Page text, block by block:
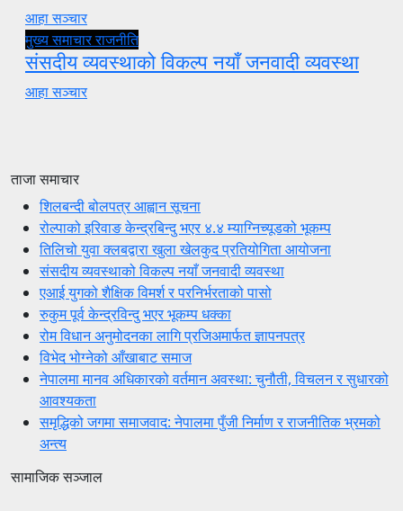
आहा सञ्चार
मुख्य समाचारराजनीति
संसदीय व्यवस्थाको विकल्प नयाँ जनवादी व्यवस्था
आहा सञ्चार
ताजा समाचार
शिलबन्दी बोलपत्र आह्वान सूचना
रोल्पाको इरिवाङ केन्द्रबिन्दु भएर ४.४ म्याग्निच्यूडको भूकम्प
तिलिचो युवा क्लबद्वारा खुला खेलकुद प्रतियोगिता आयोजना
संसदीय व्यवस्थाको विकल्प नयाँ जनवादी व्यवस्था
एआई युगको शैक्षिक विमर्श र परनिर्भरताको पासो
रुकुम पूर्व केन्द्रविन्दु भएर भूकम्प धक्का
रोम विधान अनुमोदनका लागि प्रजिअमार्फत ज्ञापनपत्र
विभेद भोग्नेको आँखाबाट समाज
नेपालमा मानव अधिकारको वर्तमान अवस्था: चुनौती, विचलन र सुधारको
आवश्यकता
समृद्धिको जगमा समाजवाद: नेपालमा पुँजी निर्माण र राजनीतिक भ्रमको
अन्त्य
सामाजिक सञ्जाल